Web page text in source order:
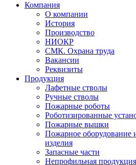
Компания
О компании
История
Производство
НИОКР
СМК. Охрана труда
Вакансии
Реквизиты
Продукция
Лафетные стволы
Ручные стволы
Пожарные роботы
Роботизированные
Пожарные вышки
Пожарное оборудование
изделия
Запасные части
Непрофильная продукция